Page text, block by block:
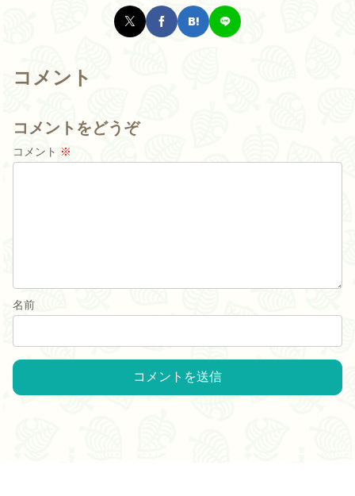
コメント
コメントをどうぞ
コメント ※
名前